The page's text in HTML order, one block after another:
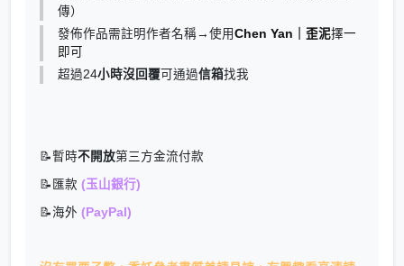
傳）
發佈作品需註明作者名稱→使用 Chen Yan｜歪泥擇一
即可
超過24小時沒回覆 可通過信箱找我
📝暫時不開放第三方金流付款
📝匯款 (玉山銀行)
📝海外 (PayPal)